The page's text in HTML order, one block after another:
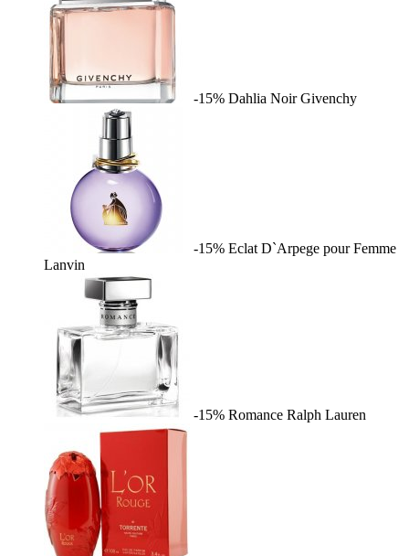
-15% Dahlia Noir Givenchy
-15% Eclat D`Arpege pour Femme
Lanvin
-15% Romance Ralph Lauren